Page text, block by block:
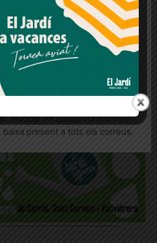
NOTÍCIES AL
AL WHATSAPP!
dones el teu
Acceptar Rebutjar tot
compte al Diari el Jardí, dona el
per rebre comunicacions
revocat en qualsevol moment
baixa present a tots els correus.